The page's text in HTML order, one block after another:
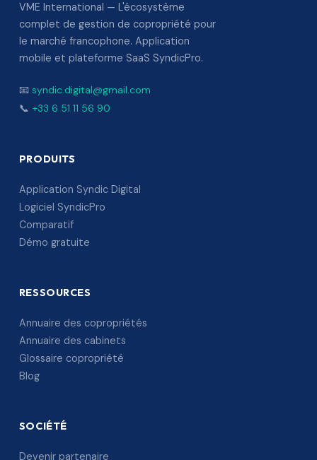
VME International — L'écosystème
complet de gestion de copropriété pour
le marché francophone. Application
mobile et plateforme SaaS SyndicPro.
📧 syndic.digital@gmail.com
📞 +33 6 51 11 56 90
PRODUITS
Application Syndic Digital
Logiciel SyndicPro
Comparatif
Démo gratuite
RESSOURCES
Annuaire des copropriétés
Annuaire des cabinets
Glossaire copropriété
Blog
SOCIÉTÉ
Devenir partenaire